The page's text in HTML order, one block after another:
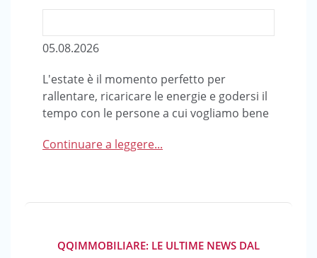
05.08.2026
L'estate è il momento perfetto per
rallentare, ricaricare le energie e godersi il
tempo con le persone a cui vogliamo bene
Continuare a leggere...
QQIMMOBILIARE: LE ULTIME NEWS DAL